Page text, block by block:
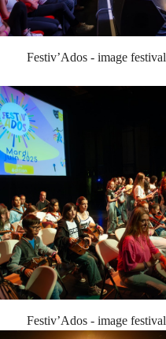
Festiv’Ados - image festival
Festiv’Ados - image festival